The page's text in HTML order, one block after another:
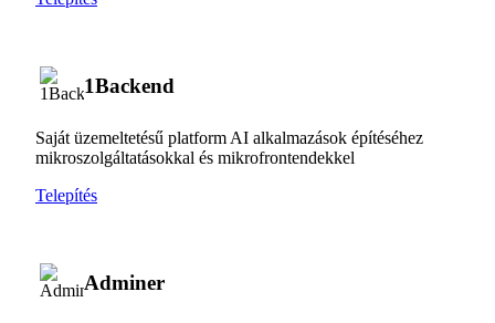
1Backend
Saját üzemeltetésű platform AI alkalmazások építéséhez
mikroszolgáltatásokkal és mikrofrontendekkel
Telepítés
Adminer